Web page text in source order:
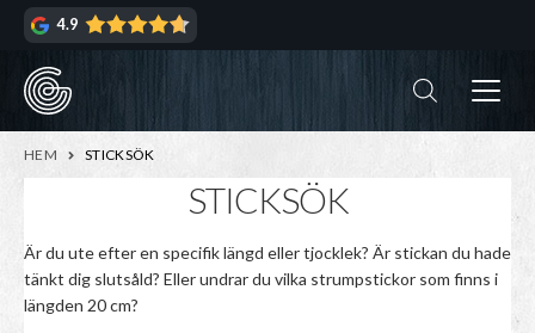
Hoppa
navigering
Hoppa
innehåll
4.9
HEM STICKSÖK
STICKSÖK
Är du ute efter en specifik längd eller tjocklek? Är stickan du hade
tänkt dig slutsåld? Eller undrar du vilka strumpstickor som finns i
längden 20 cm?